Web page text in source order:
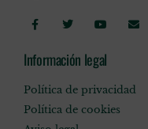
Información legal
Política de privacidad
Política de cookies